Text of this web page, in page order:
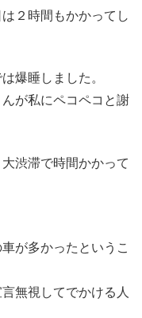
２時間もかかってし
爆睡しました。
が私にペコペコと謝
渋滞で時間かかって
が多かったというこ
無視してでかける人